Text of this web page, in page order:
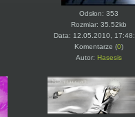
Odsłon: 353
Rozmiar: 35.52kb
Data: 12.05.2010,
Komentarze (0)
Autor: Hasesis